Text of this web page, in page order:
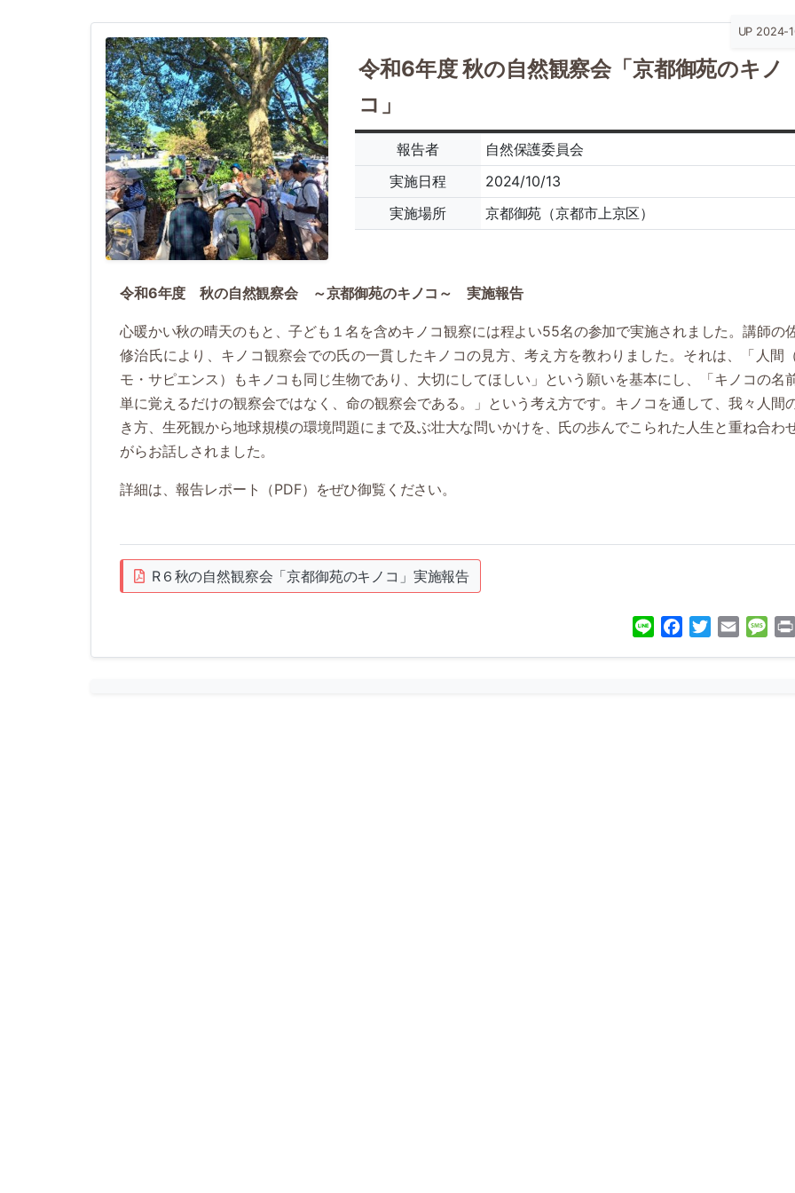
令和6年度 秋の自然観察会「京都御苑のキノ
コ」
UP 2024-
報告者
自然保護委員会
実施日程
2024/10/13
実施場所
京都御苑（京都市上京区）
令和6年度 秋の自然観察会 ～京都御苑のキノコ～ 実施報告
心暖かい秋の晴天のもと、子ども１名を含めキノコ観察には程よい55名の参加で実施されました。講師の
修治氏により、キノコ観察会での氏の一貫したキノコの見方、考え方を教わりました。それは、「人間
モ・サピエンス）もキノコも同じ生物であり、大切にしてほしい」という願いを基本にし、「キノコの名
単に覚えるだけの観察会ではなく、命の観察会である。」という考え方です。キノコを通して、我々人間
き方、生死観から地球規模の環境問題にまで及ぶ壮大な問いかけを、氏の歩んでこられた人生と重ね合わ
がらお話しされました。
詳細は、報告レポート（PDF）をぜひ御覧ください。
Line FacebookTwitterEmail
R６秋の自然観察会「京都御苑のキノコ」実施報告